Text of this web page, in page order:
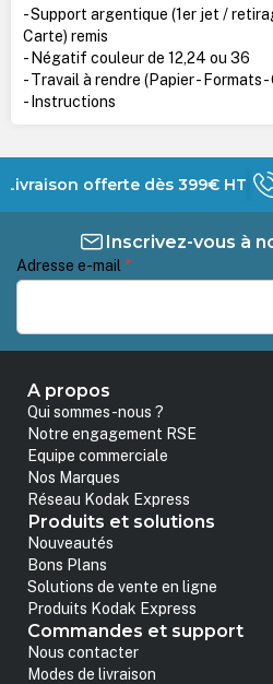
- Support argentique (1er jet /
Carte) remis
- Négatif couleur de 12,24 ou 36
- Travail à rendre (Papier - Formats
- Instructions
Livraison offerte dès 399€ HT
Inscrivez-vous à
Adresse e-mail *
A propos
Qui sommes-nous ?
Notre engagement RSE
Equipe commerciale
Nos Marques
Réseau Kodak Express
Produits et solutions
Nouveautés
Bons Plans
Solutions de vente en ligne
Produits Kodak Express
Commandes et support
Nous contacter
Modes de livraison